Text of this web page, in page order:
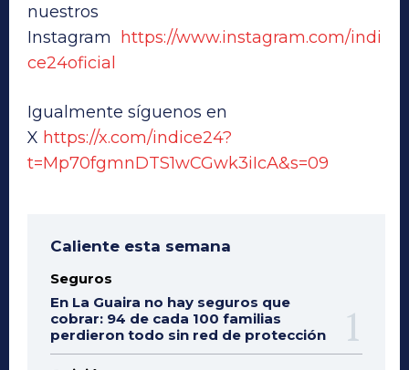
nuestros
Instagram
https://www.instagram.com/indi
ce24oficial
Igualmente síguenos en
X https://x.com/indice24?
t=Mp70fgmnDTS1wCGwk3iIcA&s=09
Caliente esta semana
Seguros
En La Guaira no hay seguros que
cobrar: 94 de cada 100 familias
perdieron todo sin red de protección